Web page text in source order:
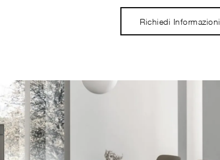
Richiedi Informazioni